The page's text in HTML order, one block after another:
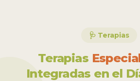
🩺 Terapias
Terapias
Integradas en el